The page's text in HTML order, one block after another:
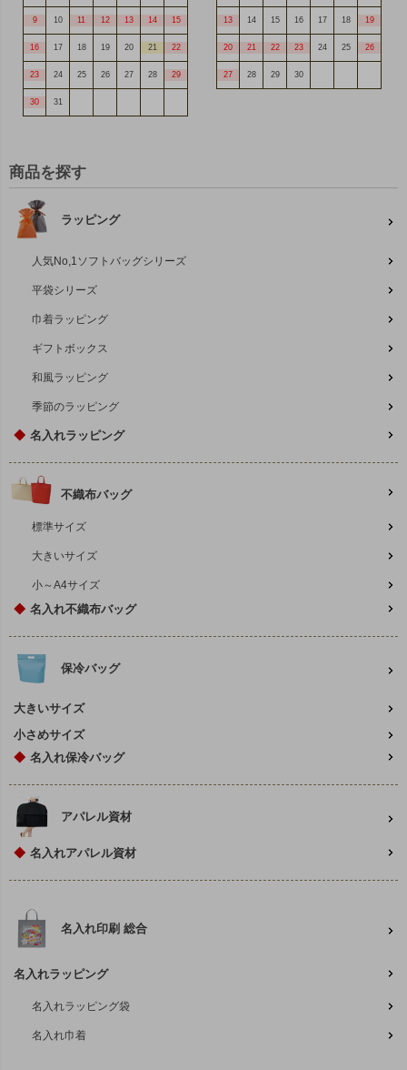
9 10 11 12 13 14 15
16 17 18 19 20 21 22
23 24 25 26 27 28 29
30 31
13 14 15 16 17 18 19
20 21 22 23 24 25 26
27 28 29 30
商品を探す
ラッピング
人気No,1ソフトバッグシリーズ
平袋シリーズ
巾着ラッピング
ギフトボックス
和風ラッピング
季節のラッピング
◆ 名入れラッピング
不織布バッグ
標準サイズ
大きいサイズ
小～A4サイズ
◆ 名入れ不織布バッグ
保冷バッグ
大きいサイズ
小さめサイズ
◆ 名入れ保冷バッグ
アパレル資材
◆ 名入れアパレル資材
名入れ印刷 総合
名入れラッピング
名入れラッピング袋
名入れ巾着